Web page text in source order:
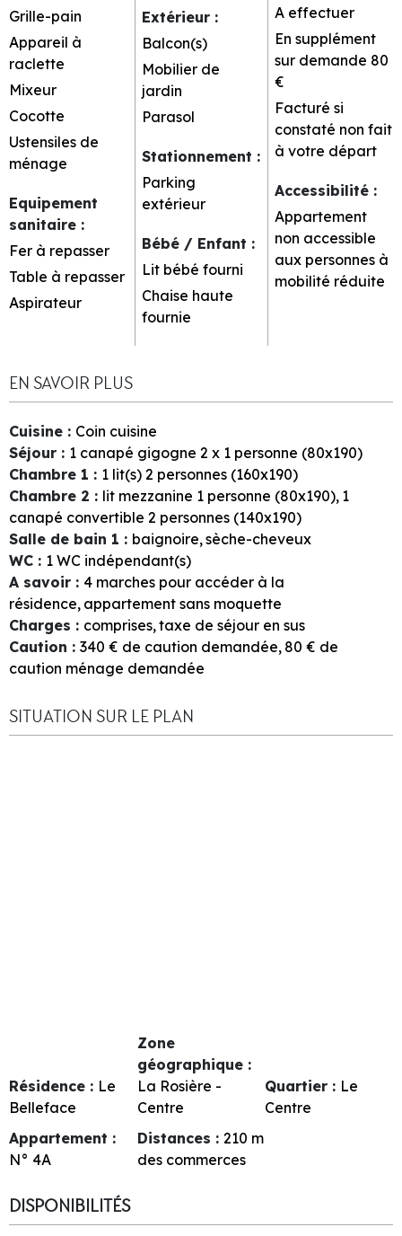
Grille-pain
Appareil à
raclette
Mixeur
Cocotte
Ustensiles de
ménage
Equipement
sanitaire :
Fer à repasser
Table à repasser
Aspirateur
Extérieur :
Balcon(s)
Mobilier de
jardin
Parasol
Stationnement :
Parking
extérieur
Bébé / Enfant :
Lit bébé fourni
Chaise haute
fournie
A effectuer
En supplément
sur demande 80
€
Facturé si
constaté non fait
à votre départ
Accessibilité :
Appartement
non accessible
aux personnes à
mobilité réduite
EN SAVOIR PLUS
Cuisine : Coin cuisine
Séjour : 1 canapé gigogne 2 x 1 personne (80x190)
Chambre 1 : 1 lit(s) 2 personnes (160x190)
Chambre 2 : lit mezzanine 1 personne (80x190) 1
canapé convertible 2 personnes (140x190)
Salle de bain 1 : baignoire sèche-cheveux
WC : 1 WC indépendant(s)
A savoir : 4 marches pour accéder à la
résidence appartement sans moquette
Charges : comprises taxe de séjour en sus
Caution : 340 € de caution demandée 80 € de
caution ménage demandée
SITUATION SUR LE PLAN
Résidence : Le
Belleface
Zone
géographique :
La Rosière -
Centre
Quartier : Le
Centre
Appartement :
N° 4A
Distances : 210 m
des commerces
DISPONIBILITÉS